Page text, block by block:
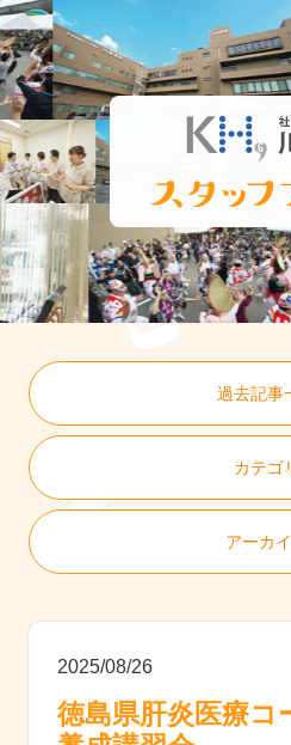
過去記事
カテゴ
アーカ
2025/08/26
徳島県肝炎医療コ